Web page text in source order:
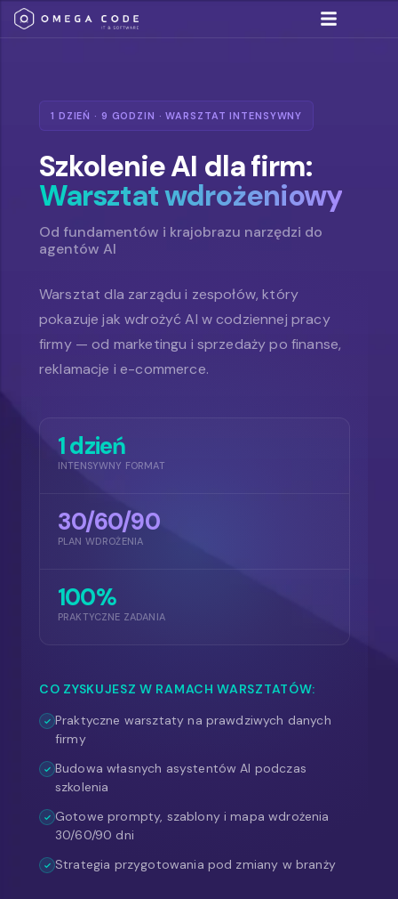
1 DZIEŃ · 9 GODZIN · WARSZTAT INTENSYWNY
Szkolenie AI dla firm:
Warsztat wdrożeniowy
Od fundamentów i krajobrazu narzędzi do
agentów AI
Warsztat dla zarządu i zespołów, który
pokazuje jak wdrożyć AI w codziennej pracy
firmy — od marketingu i sprzedaży po finanse,
reklamacje i e-commerce.
1 dzień
INTENSYWNY FORMAT
30/60/90
PLAN WDROŻENIA
100%
PRAKTYCZNE ZADANIA
CO ZYSKUJESZ W RAMACH WARSZTATÓW:
Praktyczne warsztaty na prawdziwych danych
firmy
Budowa własnych asystentów AI podczas
szkolenia
Gotowe prompty, szablony i mapa wdrożenia
30/60/90 dni
Strategia przygotowania pod zmiany w branży